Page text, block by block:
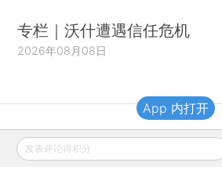
专栏｜沃什遭遇信任危机
2026年08月08日
财新移动
发表评论得积分
App 内打开